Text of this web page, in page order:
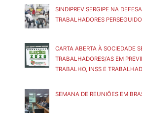
SINDIPREV SERGIPE NA
TRABALHADORES
CARTA ABERTA À SOCIEDADE
TRABALHADORES/AS EM
TRABALHO, INSS E
SEMANA DE REUNIÕES EM